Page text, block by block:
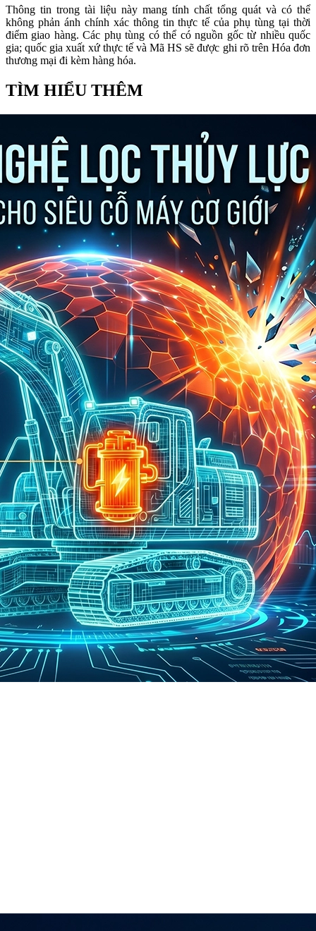
Thông tin trong tài liệu này mang tính chất tổng quát và có thể
không phản ánh chính xác thông tin thực tế của phụ tùng tại thời
điểm giao hàng. Các phụ tùng có thể có nguồn gốc từ nhiều quốc
gia; quốc gia xuất xứ thực tế và Mã HS sẽ được ghi rõ trên Hóa đơn
thương mại đi kèm hàng hóa.
TÌM HIỂU THÊM